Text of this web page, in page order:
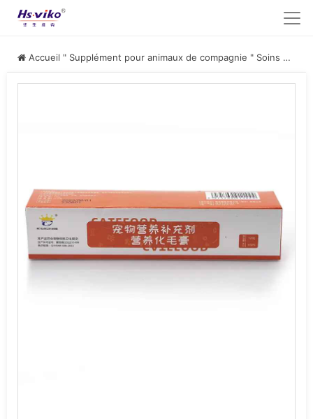
Accueil " Supplément pour animaux de compagnie " Soins de la peau et du pelage des animaux de compagnie